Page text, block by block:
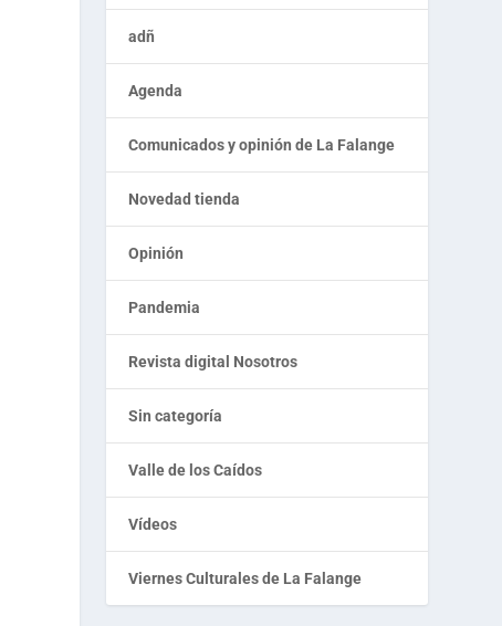
adñ
Agenda
Comunicados y opinión de La Falange
Novedad tienda
Opinión
Pandemia
Revista digital Nosotros
Sin categoría
Valle de los Caídos
Vídeos
Viernes Culturales de La Falange